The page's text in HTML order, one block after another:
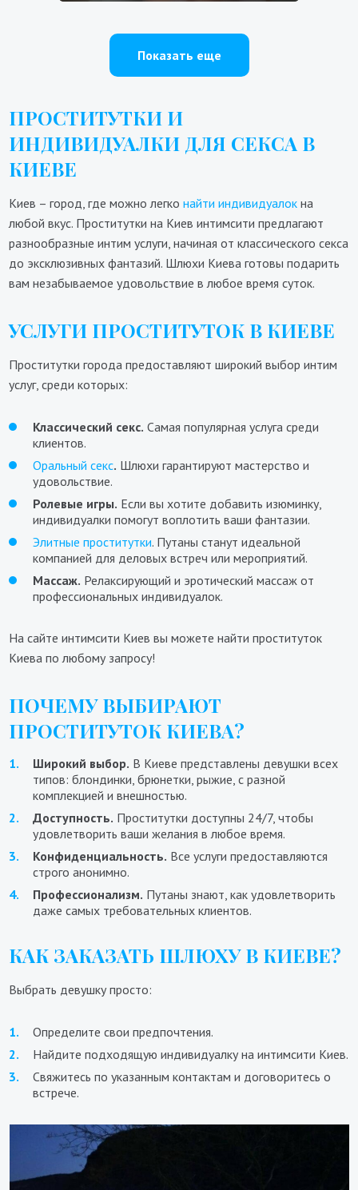
Показать еще
ПРОСТИТУТКИ И
ИНДИВИДУАЛКИ ДЛЯ СЕКСА В
КИЕВЕ
Киев – город, где можно легконайти индивидуалок на
любой вкус. Проститутки на Киев интимсити предлагают
разнообразные интим услуги, начиная от классического секса
до эксклюзивных фантазий. Шлюхи Киева готовы подарить
вам незабываемое удовольствие в любое время суток.
УСЛУГИ ПРОСТИТУТОК В КИЕВЕ
Проститутки города предоставляют широкий выбор интим
услуг, среди которых:
Классический секс. Самая популярная услуга среди
клиентов.
Оральный секс. Шлюхи гарантируют мастерство и
удовольствие.
Ролевые игры. Если вы хотите добавить изюминку,
индивидуалки помогут воплотить ваши фантазии.
Элитные проститутки. Путаны станут идеальной
компанией для деловых встреч или мероприятий.
Массаж. Релаксирующий и эротический массаж от
профессиональных индивидуалок.
На сайте интимсити Киев вы можете найти проституток
Киева по любому запросу!
ПОЧЕМУ ВЫБИРАЮТ
ПРОСТИТУТОК КИЕВА?
Широкий выбор. В Киеве представлены девушки всех
типов: блондинки, брюнетки, рыжие, с разной
комплекцией и внешностью.
Доступность. Проститутки доступны 24/7, чтобы
удовлетворить ваши желания в любое время.
Конфиденциальность. Все услуги предоставляются
строго анонимно.
Профессионализм. Путаны знают, как удовлетворить
даже самых требовательных клиентов.
КАК ЗАКАЗАТЬ ШЛЮХУ В КИЕВЕ?
Выбрать девушку просто:
Определите свои предпочтения.
Найдите подходящую индивидуалку на интимсити Киев.
Свяжитесь по указанным контактам и договоритесь о
встрече.